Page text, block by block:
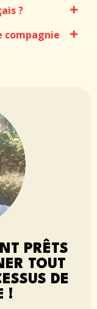
?
compagnie
PRÊTS
TOUT
DE
!